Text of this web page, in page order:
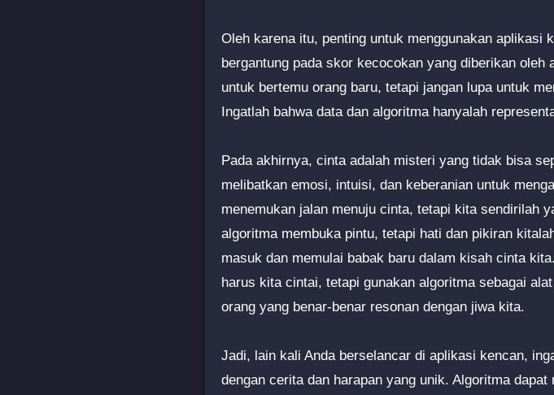
Oleh karena itu, penting untuk menggunakan aplikasi
bergantung pada skor kecocokan yang diberikan
untuk bertemu orang baru, tetapi jangan lupa untuk
Ingatlah bahwa data dan algoritma hanyalah
Pada akhirnya, cinta adalah misteri yang tidak bisa
melibatkan emosi, intuisi, dan keberanian untuk
menemukan jalan menuju cinta, tetapi kita sendirilah
algoritma membuka pintu, tetapi hati dan pikiran
masuk dan memulai babak baru dalam kisah cinta
harus kita cintai, tetapi gunakan algoritma sebagai
orang yang benar-benar resonan dengan jiwa kita.
Jadi, lain kali Anda berselancar di aplikasi kencan,
dengan cerita dan harapan yang unik. Algoritma